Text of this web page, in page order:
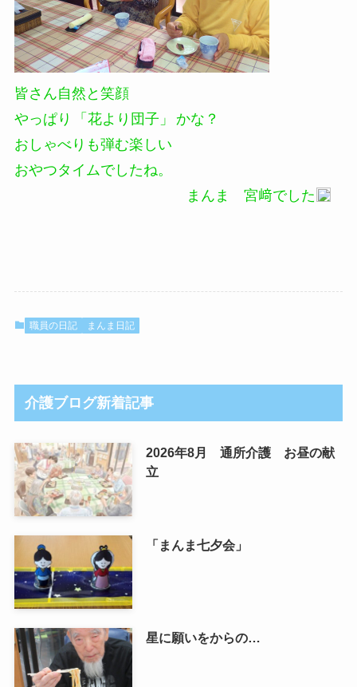
皆さん自然と笑顔
やっぱり
「花より団子」
かな？
おしゃべりも弾む楽しい
おやつタイムでしたね。
まんま 宮﨑でした
職員の日記 まんま日記
介護ブログ新着記事
2026年8月 通所介護 お昼の献
立
「まんま七夕会」
星に願いをからの…